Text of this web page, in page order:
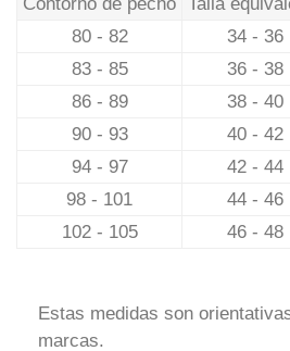
80 - 82
34 - 36
83 - 85
36 - 38
86 - 89
38 - 40
90 - 93
40 - 42
94 - 97
42 - 44
98 - 101
44 - 46
102 - 105
46 - 48
Estas medidas son
marcas.